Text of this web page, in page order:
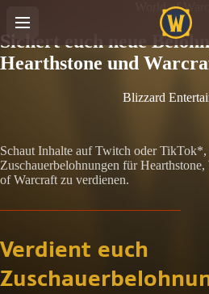
World of
Sichert euch neue
Hearthstone und
Blizzard
Schaut Inhalte auf Twitch oder TikTok*,
Zuschauerbelohnungen für
of Warcraft zu verdienen.
Verdient euch